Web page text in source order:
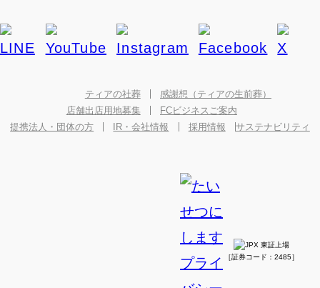
ティアの社葬
感謝想（ティアの生前葬）
店舗出店用地募集
FCビジネスご案内
提携法人・団体の方
IR・会社情報 採用情報 サステナビリティ
［証券コード：2485］